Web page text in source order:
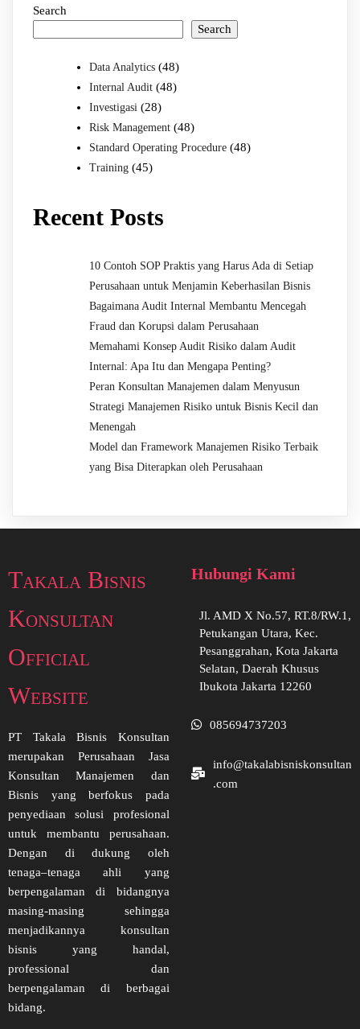
Search
Search
Data Analytics (48)
Internal Audit (48)
Investigasi (28)
Risk Management (48)
Standard Operating Procedure (48)
Training (45)
Recent Posts
10 Contoh SOP Praktis yang Harus Ada di Setiap
Perusahaan untuk Menjamin Keberhasilan Bisnis
Bagaimana Audit Internal Membantu Mencegah
Fraud dan Korupsi dalam Perusahaan
Memahami Konsep Audit Risiko dalam Audit
Internal: Apa Itu dan Mengapa Penting?
Peran Konsultan Manajemen dalam Menyusun
Strategi Manajemen Risiko untuk Bisnis Kecil dan
Menengah
Model dan Framework Manajemen Risiko Terbaik
yang Bisa Diterapkan oleh Perusahaan
Takala Bisnis
Konsultan
Official
Website
PT Takala Bisnis Konsultan
merupakan Perusahaan Jasa
Konsultan Manajemen dan
Bisnis yang berfokus pada
penyediaan solusi profesional
untuk membantu perusahaan.
Dengan di dukung oleh
tenaga–tenaga ahli yang
berpengalaman di bidangnya
masing-masing sehingga
menjadikannya konsultan
bisnis yang handal,
professional dan
berpengalaman di berbagai
bidang.
Hubungi Kami
Jl. AMD X No.57, RT.8/RW.1,
Petukangan Utara, Kec.
Pesanggrahan, Kota Jakarta
Selatan, Daerah Khusus
Ibukota Jakarta 12260
085694737203
info@takalabisniskonsultan
.com